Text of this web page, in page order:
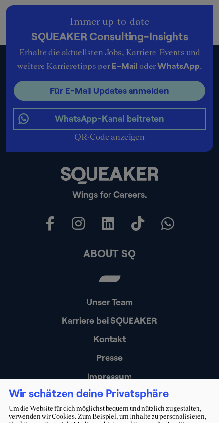
Wings for Careers.
Immer up-to-date
SQUEAKER Consulting-Insights
Erhalte die aktuellsten Jobs, Karriere-Events und
weitere Karrieretipps per E-Mail oderWhatsApp.
Für E-Mail Updates anmelden
WhatsApp-Kanal beitreten
QR-Code anzeigen
ABOUT SQ
Unser Team
Karriere bei SQUEAKER
Kontakt
Presse
Impressum
Datenschutz
Erklärung zur Barrierefreiheit
Wir schätzen deine Privatsphäre
Um die Website für dich möglichst bequem und nützlich zu gestalten,
verwenden wir Cookies. Zum Beispiel, um Inhalte zu personalisieren,